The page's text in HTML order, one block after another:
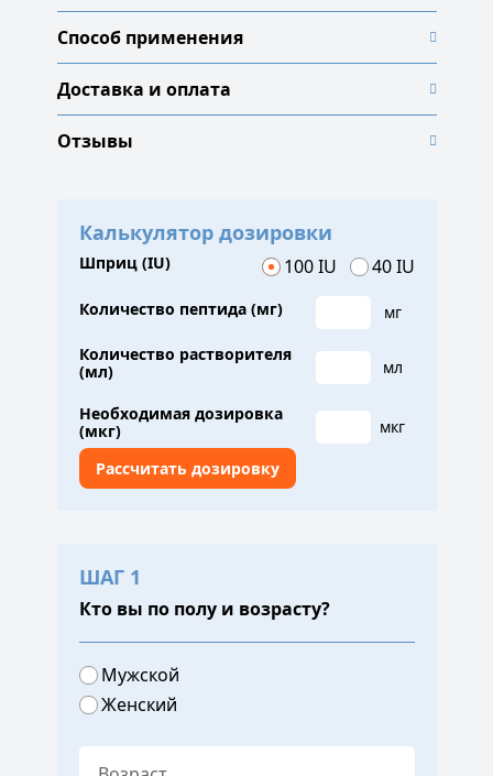
Способ применения
Доставка и оплата
Отзывы
Калькулятор дозировки
Шприц (IU) 100 IU 40 IU
Количество пептида (мг)
мг
Количество растворителя
(мл)
мл
Необходимая дозировка
(мкг)
мкг
ШАГ 1
Кто вы по полу и возрасту?
Мужской
Женский